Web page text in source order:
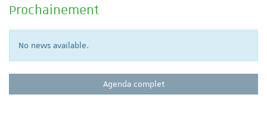
Prochainement
No news available.
Agenda complet